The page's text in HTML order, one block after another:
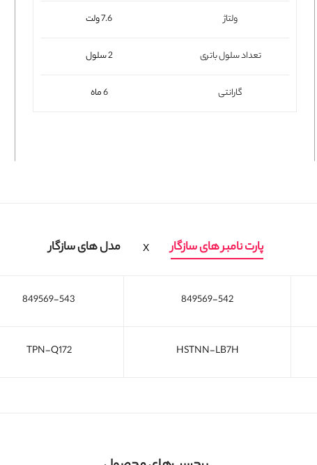
ولتاژ 7.6 ولت
تعداد سلول باتری 2 سلول
گارانتی 6 ماه
پارت نامبر های سازگار مدل های سازگار
849569-542
849569-543
HSTNN-LB7H
TPN-Q172